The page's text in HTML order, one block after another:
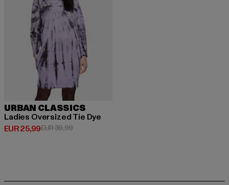
URBAN CLASSICS
Ladies Oversized Tie Dye
EUR 25,99
Huidige prijs: EUR 25,99
EUR 39,99Actieprijs: EUR 39,99